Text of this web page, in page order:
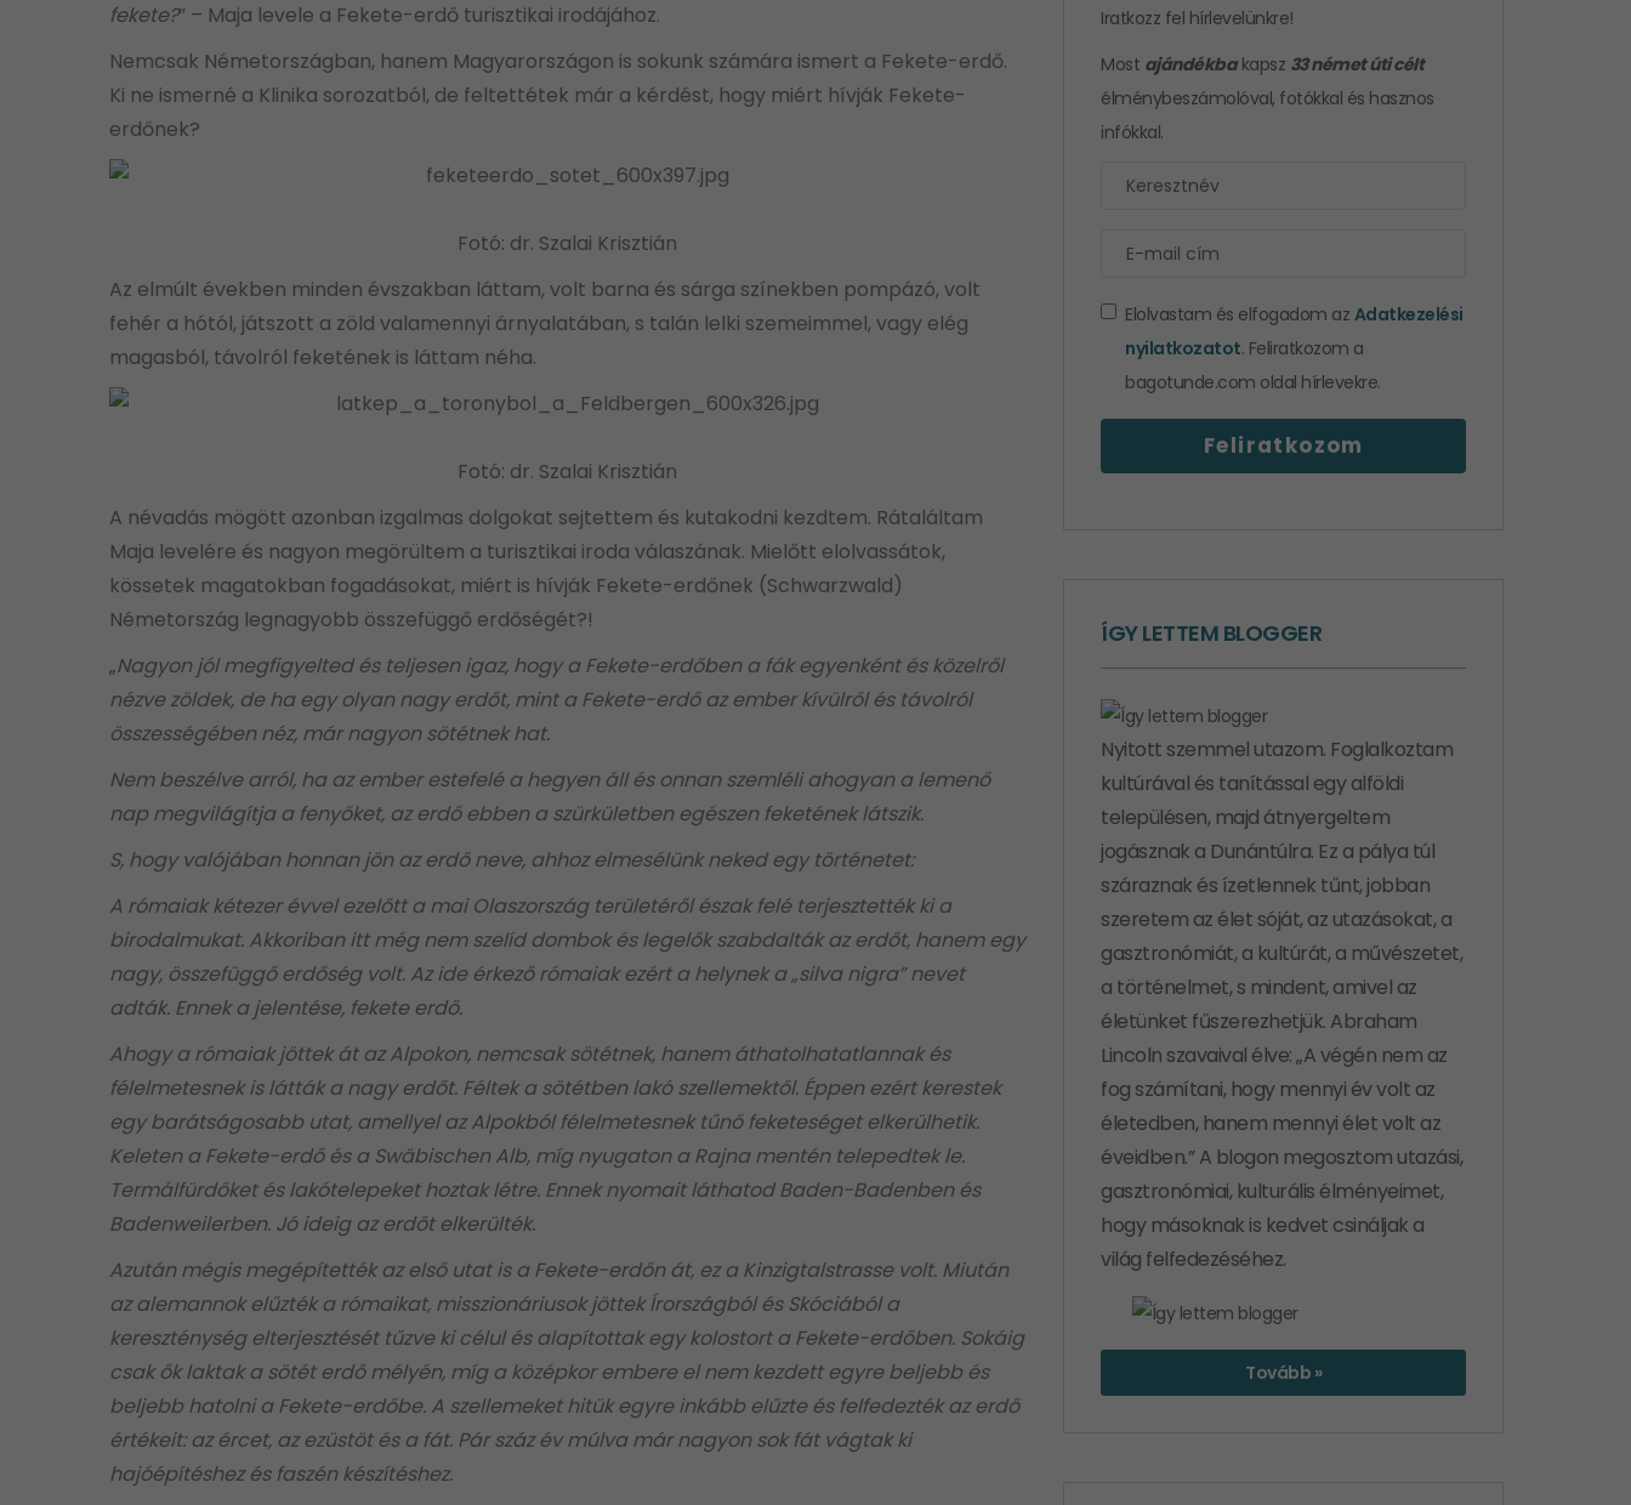
fekete?” – Maja levele a Fekete-erdő turisztikai irodájához.
Nemcsak Németországban, hanem Magyarországon is sokunk számára ismert a Fekete-erdő.
Ki ne ismerné a Klinika sorozatból, de feltettétek már a kérdést, hogy miért hívják Fekete-
erdőnek?
Fotó: dr. Szalai Krisztián
Az elmúlt években minden évszakban láttam, volt barna és sárga színekben pompázó, volt
fehér a hótól, játszott a zöld valamennyi árnyalatában, s talán lelki szemeimmel, vagy elég
magasból, távolról feketének is láttam néha.
Fotó: dr. Szalai Krisztián
A névadás mögött azonban izgalmas dolgokat sejtettem és kutakodni kezdtem. Rátaláltam
Maja levelére és nagyon megörültem a turisztikai iroda válaszának. Mielőtt elolvassátok,
kössetek magatokban fogadásokat, miért is hívják Fekete-erdőnek (Schwarzwald)
Németország legnagyobb összefüggő erdőségét?!
„Nagyon jól megfigyelted és teljesen igaz, hogy a Fekete-erdőben a fák egyenként és közelről
nézve zöldek, de ha egy olyan nagy erdőt, mint a Fekete-erdő az ember kívülről és távolról
összességében néz, már nagyon sötétnek hat.
Nem beszélve arról, ha az ember estefelé a hegyen áll és onnan szemléli ahogyan a lemenő
nap megvilágítja a fenyőket, az erdő ebben a szürkületben egészen feketének látszik.
S, hogy valójában honnan jön az erdő neve, ahhoz elmesélünk neked egy történetet:
A rómaiak kétezer évvel ezelőtt a mai Olaszország területéről észak felé terjesztették ki a
birodalmukat. Akkoriban itt még nem szelíd dombok és legelők szabdalták az erdőt, hanem egy
nagy, összefüggő erdőség volt. Az ide érkező rómaiak ezért a helynek a „silva nigra” nevet
adták. Ennek a jelentése, fekete erdő.
Ahogy a rómaiak jöttek át az Alpokon, nemcsak sötétnek, hanem áthatolhatatlannak és
félelmetesnek is látták a nagy erdőt. Féltek a sötétben lakó szellemektől. Éppen ezért kerestek
egy barátságosabb utat, amellyel az Alpokból félelmetesnek tűnő feketeséget elkerülhetik.
Keleten a Fekete-erdő és a Swäbischen Alb, míg nyugaton a Rajna mentén telepedtek le.
Termálfürdőket és lakótelepeket hoztak létre. Ennek nyomait láthatod Baden-Badenben és
Badenweilerben. Jó ideig az erdőt elkerülték.
Azután mégis megépítették az első utat is a Fekete-erdőn át, ez a Kinzigtalstrasse volt. Miután
az alemannok elűzték a rómaikat, misszionáriusok jöttek Írországból és Skóciából a
kereszténység elterjesztését tűzve ki célul és alapítottak egy kolostort a Fekete-erdőben. Sokáig
csak ők laktak a sötét erdő mélyén, míg a középkor embere el nem kezdett egyre beljebb és
beljebb hatolni a Fekete-erdőbe. A szellemeket hitük egyre inkább elűzte és felfedezték az erdő
értékeit: az ércet, az ezüstöt és a fát. Pár száz év múlva már nagyon sok fát vágtak ki
hajóépítéshez és faszén készítéshez.
Iratkozz fel hírlevelünkre!
Most ajándékbakapsz 33 német úti célt
élménybeszámolóval, fotókkal és hasznos
infókkal.
Elolvastam és elfogadom az Adatkezelési
nyilatkozatot. Feliratkozom a
bagotunde.com oldal hírlevekre.
ÍGY LETTEM BLOGGER
Nyitott szemmel utazom. Foglalkoztam
kultúrával és tanítással egy alföldi
településen, majd átnyergeltem
jogásznak a Dunántúlra. Ez a pálya túl
száraznak és ízetlennek tűnt, jobban
szeretem az élet sóját, az utazásokat, a
gasztronómiát, a kultúrát, a művészetet,
a történelmet, s mindent, amivel az
életünket fűszerezhetjük. Abraham
Lincoln szavaival élve: „A végén nem az
fog számítani, hogy mennyi év volt az
életedben, hanem mennyi élet volt az
éveidben.” A blogon megosztom utazási,
gasztronómiai, kulturális élményeimet,
hogy másoknak is kedvet csináljak a
világ felfedezéséhez.
Tovább »